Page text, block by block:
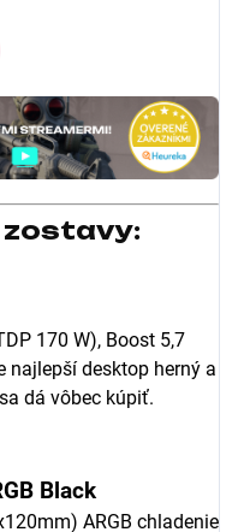
zostavy:
170 W), Boost 5,7
najlepší desktop herný a
dá vôbec kúpiť.
Black
ARGB chladenie